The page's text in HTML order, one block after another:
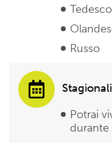
Tedesco
Russo
Potrai
durante